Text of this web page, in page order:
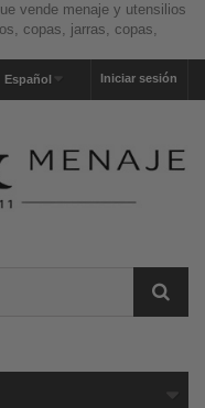
Iniciar sesión
Español